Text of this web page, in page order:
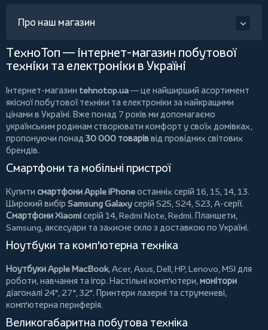
Про наш магазин
ТехноТоп — інтернет-магазин побутової
техніки та електроніки в Україні
Інтернет-магазин tehnotop.ua— це найширший асортимент
якісної побутової техніки та електроніки за найкращими
цінами в Україні. Вже понад 7 років ми допомагаємо
українським родинам створювати комфорт у своїх домівках,
пропонуючи понад 30 000 товаріввід провідних світових
брендів.
Смартфони та мобільні пристрої
Купити смартфони Apple iPhoneостанніх серій 16, 15, 14, 13.
Широкий вибір Samsung Galaxyсерій S25, S24, S23, A-серії.
Смартфони Xiaomiсерій 14, Redmi Note, Redmi. Планшети,
Samsung, аксесуари тазахисне скло з доставкою по Україні.
Ноутбуки та комп'ютерна техніка
Ноутбуки Apple MacBook, Acer, Asus, Dell, HP, Lenovo, MSI для
роботи, навчання та ігор. Настільні комп'ютери, монітори
діагоналі 24", 27", 32". Принтери лазерні та струменеві,
комп'ютерна периферія.
Великогабаритна побутова техніка